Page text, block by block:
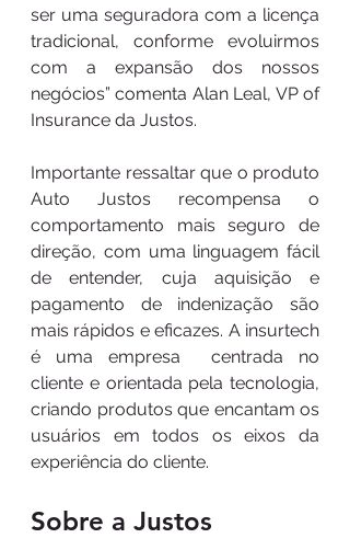
ser uma seguradora com a licença
tradicional, conforme evoluirmos
com a expansão dos nossos
negócios” comenta Alan Leal, VP of
Insurance da Justos.
Importante ressaltar que o produto
Auto Justos recompensa o
comportamento mais seguro de
direção, com uma linguagem fácil
de entender, cuja aquisição e
pagamento de indenização são
mais rápidos e eficazes. A insurtech
é uma empresa  centrada no
cliente e orientada pela tecnologia,
criando produtos que encantam os
usuários em todos os eixos da
experiência do cliente.
Sobre a Justos